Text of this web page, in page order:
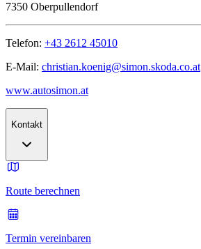
7350 Oberpullendorf
Telefon: +43 2612 45010
E-Mail: christian.koenig@simon.skoda.co.at
www.autosimon.at
Kontakt
Route berechnen
Termin vereinbaren